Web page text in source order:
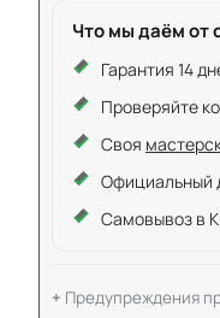
Что мы даём от
Гарантия 14
Проверяйте
Своя
Официальный
Самовывоз в
Предупреждения